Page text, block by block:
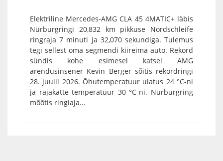
Elektriline Mercedes-AMG CLA 45 4MATIC+ läbis
Nürburgringi 20,832 km pikkuse Nordschleife
ringraja 7 minuti ja 32,070 sekundiga. Tulemus
tegi sellest oma segmendi kiireima auto. Rekord
sündis kohe esimesel katsel AMG
arendusinsener Kevin Berger sõitis rekordringi
28. juulil 2026. Õhutemperatuur ulatus 24 °C-ni
ja rajakatte temperatuur 30 °C-ni. Nürburgring
mõõtis ringiaja...